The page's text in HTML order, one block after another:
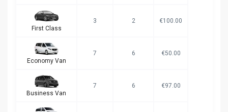
First Class
3 2 €100.00
Economy Van
7 6 €50.00
Business Van
7 6 €97.00